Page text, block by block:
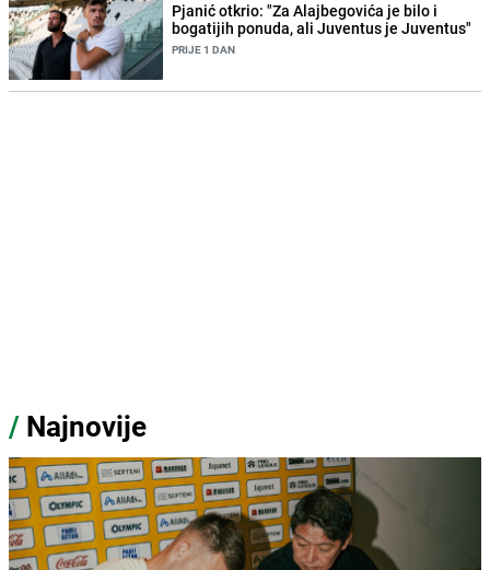
Pjanić otkrio: "Za Alajbegovića je bilo i
bogatijih ponuda, ali Juventus je Juventus"
PRIJE 1 DAN
/ Najnovije